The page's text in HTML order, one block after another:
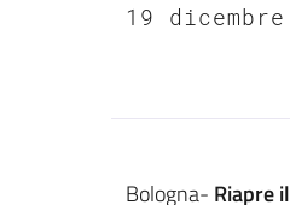
19
Bologna- Riapre